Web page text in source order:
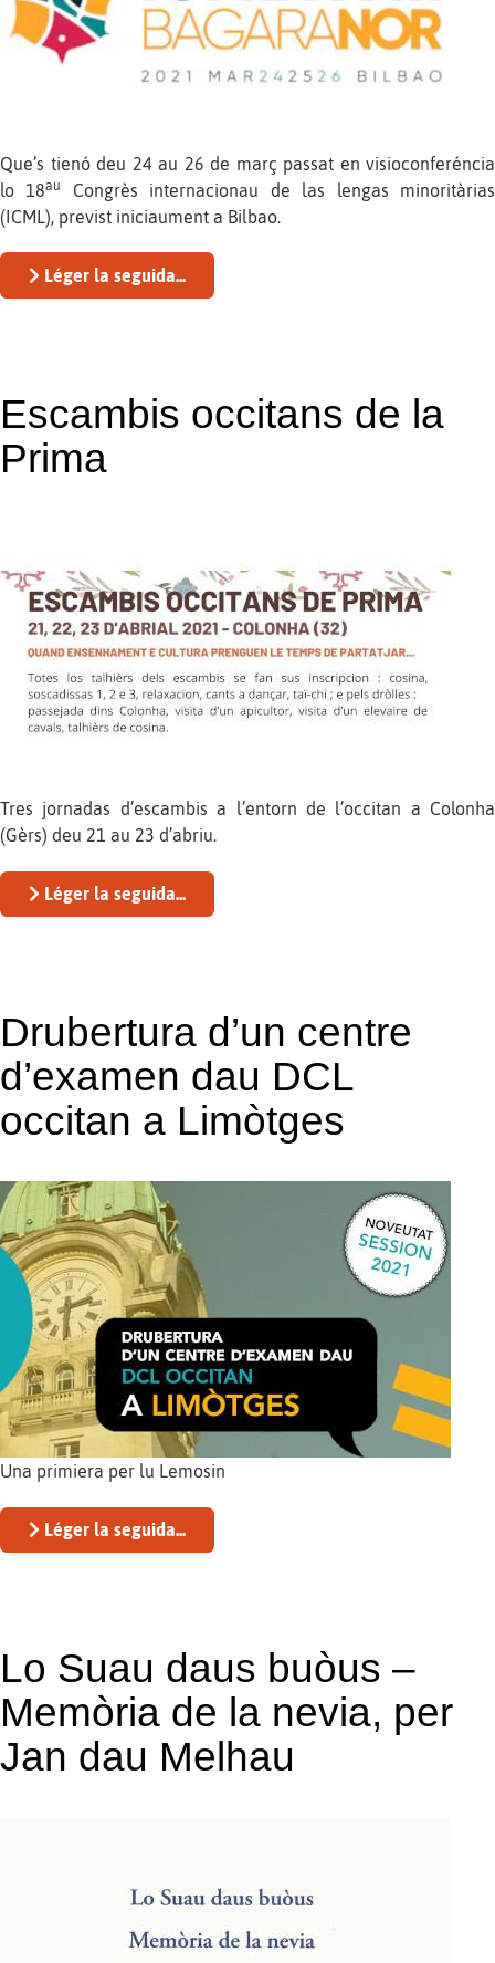
Que’s tienó deu 24 au 26 de març passat en visioconferéncia
lo 18au
Congrès internacionau de las lengas minoritàrias
(ICML), previst iniciaument a Bilbao.
Léger la seguida...
Escambis occitans de la
Prima
Tres jornadas d’escambis a l’entorn de l’occitan a Colonha
(Gèrs) deu 21 au 23 d’abriu.
Léger la seguida...
Drubertura d’un centre
d’examen dau DCL
occitan a Limòtges
Una primiera per lu Lemosin
Léger la seguida...
Lo Suau daus buòus –
Memòria de la nevia, per
Jan dau Melhau